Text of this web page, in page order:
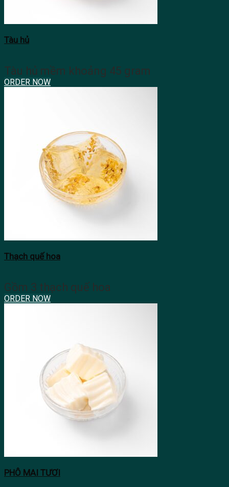
Tàu hủ
Tàu hủ mềm khoảng 45 gram
ORDER NOW
Thạch quế hoa
Gồm 3 thạch quế hoa
ORDER NOW
PHÔ MAI TƯƠI